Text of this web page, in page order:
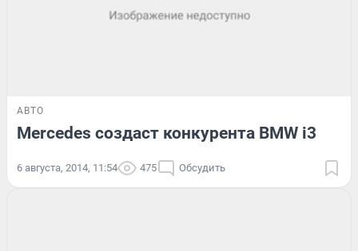
АВТО
Mercedes создаст конкурента BMW i3
6 августа, 2014, 11:54 475 Обсудить